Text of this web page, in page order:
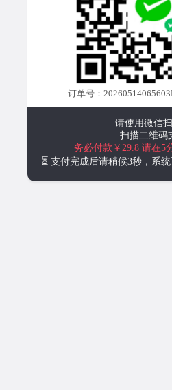
订单号：
请使用微信
扫描二维码
务必付款￥29.8 请在5
⏳ 支付完成后请稍候3秒，系